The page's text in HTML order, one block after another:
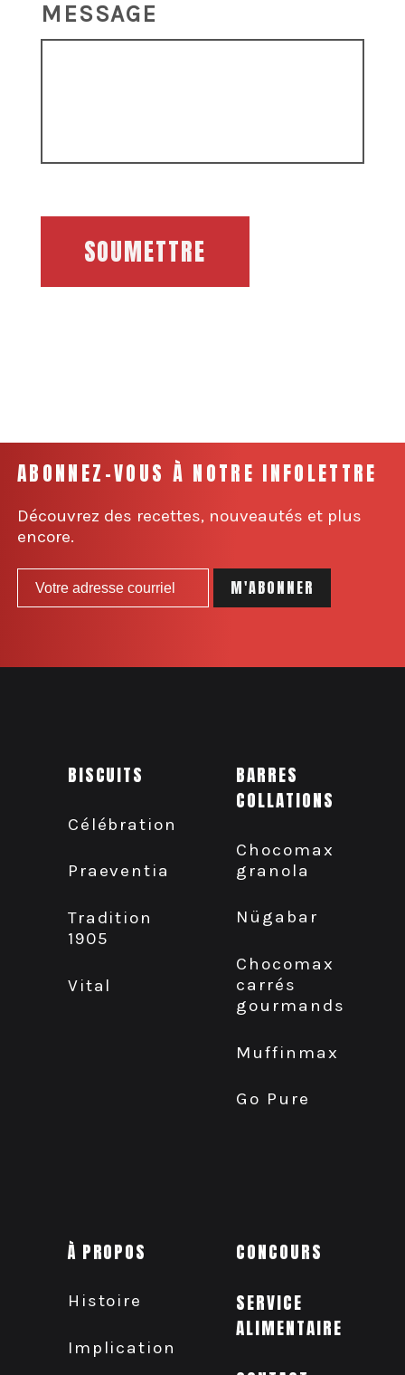
MESSAGE
SOUMETTRE
ABONNEZ-VOUS À NOTRE INFOLETTRE
Découvrez des recettes, nouveautés et plus
encore.
BISCUITS
Célébration
Praeventia
Tradition
1905
Vital
BARRES
COLLATIONS
Chocomax
granola
Nügabar
Chocomax
carrés
gourmands
Muffinmax
Go Pure
À PROPOS
Histoire
Implication
CONCOURS
SERVICE
ALIMENTAIRE